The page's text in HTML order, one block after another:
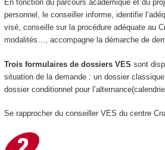
En fonction du parcours académique et du
personnel, le conseiller informe, identifie
visé, conseille sur la procédure adéquate au
modalités…, accompagne la démarche de
Trois formulaires de dossiers VES sont
situation de la demande : un dossier
dossier conditionnel pour
Se rapprocher du conseiller VES du centre